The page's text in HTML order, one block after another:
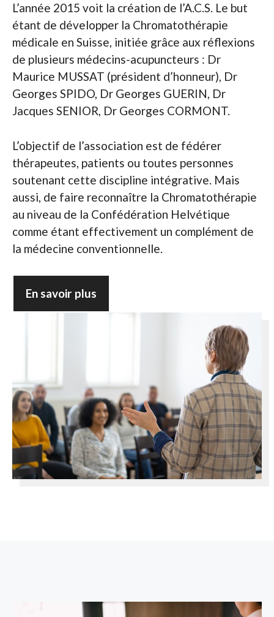
L’année 2015 voit la création de l’A.C.S. Le but
étant de développer la Chromatothérapie
médicale en Suisse, initiée grâce aux réflexions
de plusieurs médecins-acupuncteurs : Dr
Maurice MUSSAT (président d’honneur), Dr
Georges SPIDO, Dr Georges GUERIN, Dr
Jacques SENIOR, Dr Georges CORMONT.
L’objectif de l’association est de fédérer
thérapeutes, patients ou toutes personnes
soutenant cette discipline intégrative. Mais
aussi, de faire reconnaître la Chromatothérapie
au niveau de la Confédération Helvétique
comme étant effectivement un complément de
la médecine conventionnelle.
En savoir plus